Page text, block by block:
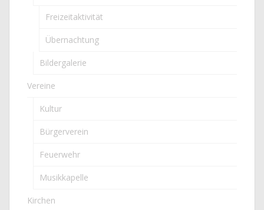
Freizeitaktivität
Übernachtung
Bildergalerie
Vereine
Kultur
Bürgerverein
Feuerwehr
Musikkapelle
Kirchen